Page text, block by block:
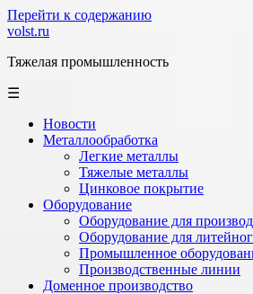
Перейти к содержанию
volst.ru
Тяжелая промышленность
☰
Новости
Металлообработка
Легкие металлы
Тяжелые металлы
Цинковое покрытие
Оборудование
Оборудование для
Оборудование для
Промышленное
Производственные линии
Доменное производство